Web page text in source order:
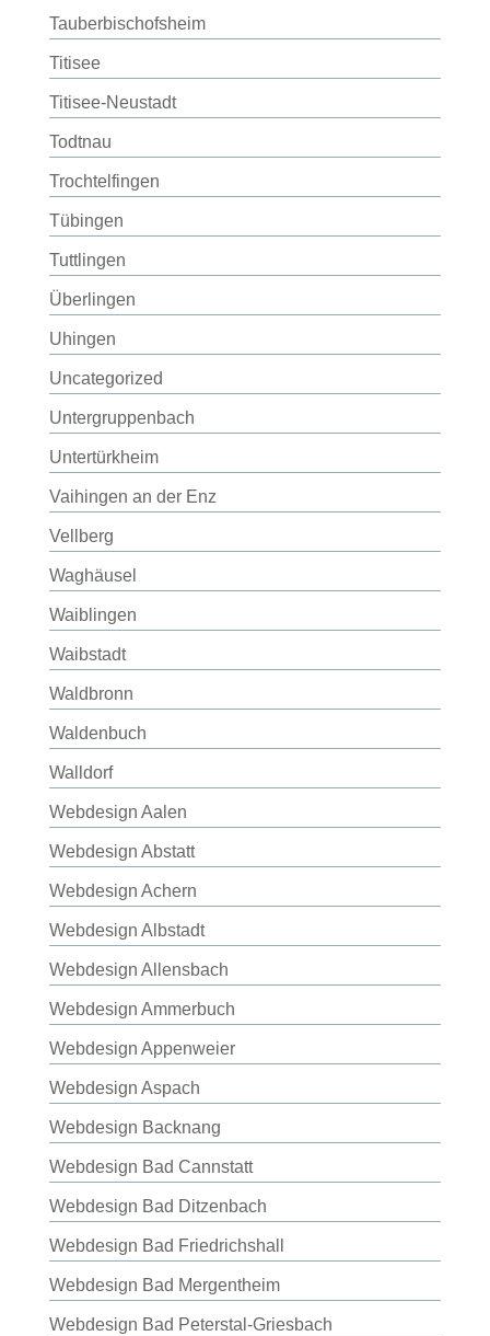
Tauberbischofsheim
Titisee
Titisee-Neustadt
Todtnau
Trochtelfingen
Tübingen
Tuttlingen
Überlingen
Uhingen
Uncategorized
Untergruppenbach
Untertürkheim
Vaihingen an der Enz
Vellberg
Waghäusel
Waiblingen
Waibstadt
Waldbronn
Waldenbuch
Walldorf
Webdesign Aalen
Webdesign Abstatt
Webdesign Achern
Webdesign Albstadt
Webdesign Allensbach
Webdesign Ammerbuch
Webdesign Appenweier
Webdesign Aspach
Webdesign Backnang
Webdesign Bad Cannstatt
Webdesign Bad Ditzenbach
Webdesign Bad Friedrichshall
Webdesign Bad Mergentheim
Webdesign Bad Peterstal-Griesbach